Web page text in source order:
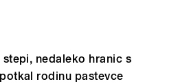
nedaleko hranic s
rodinu pastevce